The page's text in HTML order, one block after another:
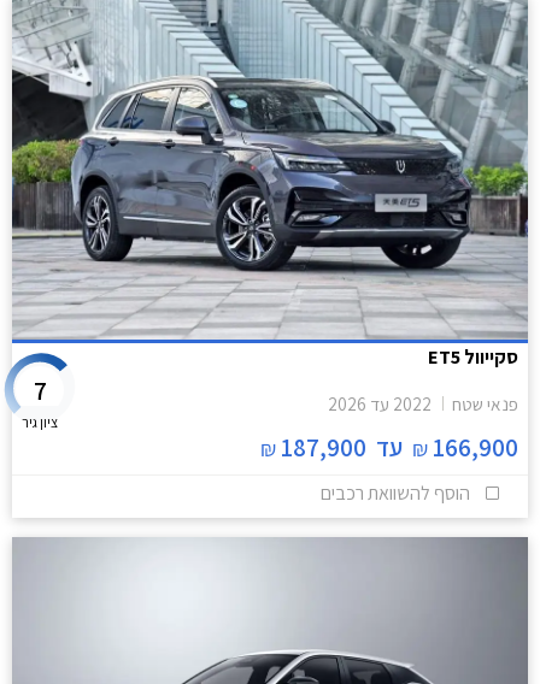
סקייוול ET5
פנאי שטח 2022 עד 2026
166,900
₪ עד 187,900
₪
7
ציון גיר
הוסף להשוואת רכבים